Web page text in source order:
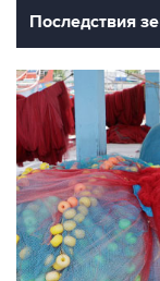
Последствия